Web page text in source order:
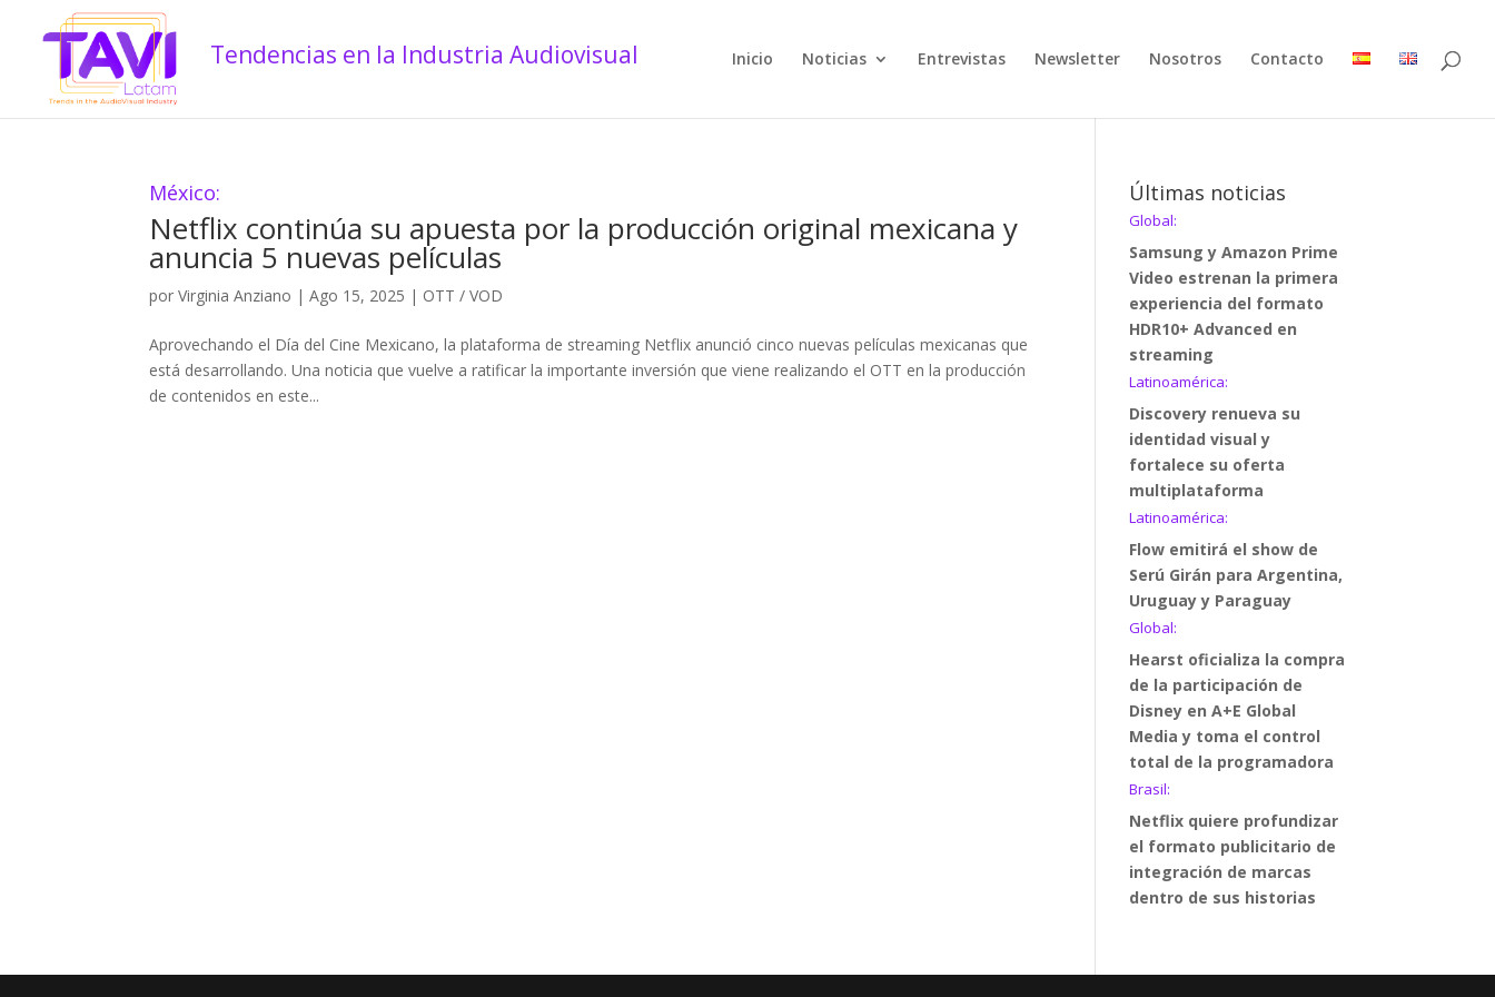
Inicio Noticias Entrevistas Newsletter Nosotros Contacto
México:
Netflix continúa su apuesta por la producción original mexicana y
anuncia 5 nuevas películas
porVirginia Anziano |Ago 15, 2025 | OTT / VOD
Aprovechando el Día del Cine Mexicano, la plataforma de streaming Netflix anunció cinco nuevas películas mexicanas que
está desarrollando. Una noticia que vuelve a ratificar la importante inversión que viene realizando el OTT en la producción
de contenidos en este...
Últimas noticias
Global:
Samsung y Amazon Prime
Video estrenan la primera
experiencia del formato
HDR10+ Advanced en
streaming
Latinoamérica:
Discovery renueva su
identidad visual y
fortalece su oferta
multiplataforma
Latinoamérica:
Flow emitirá el show de
Serú Girán para Argentina,
Uruguay y Paraguay
Global:
Hearst oficializa la compra
de la participación de
Disney en A+E Global
Media y toma el control
total de la programadora
Brasil:
Netflix quiere profundizar
el formato publicitario de
integración de marcas
dentro de sus historias